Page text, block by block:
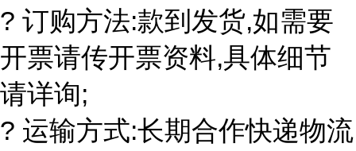
? 订购方法:款到发货,如需要
开票请传开票资料,具体细节
请详询;
? 运输方式:长期合作快递物流